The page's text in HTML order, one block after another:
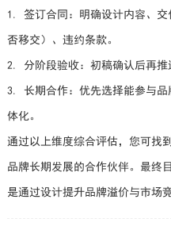
1. 签订合同：明确设计内容、
否移交）、违约条款。
2. 分阶段验收：初稿确认后再推
3. 长期合作：优先选择能参与品
体化。
通过以上维度综合评估，您可找
品牌长期发展的合作伙伴。最终
是通过设计提升品牌溢价与市场